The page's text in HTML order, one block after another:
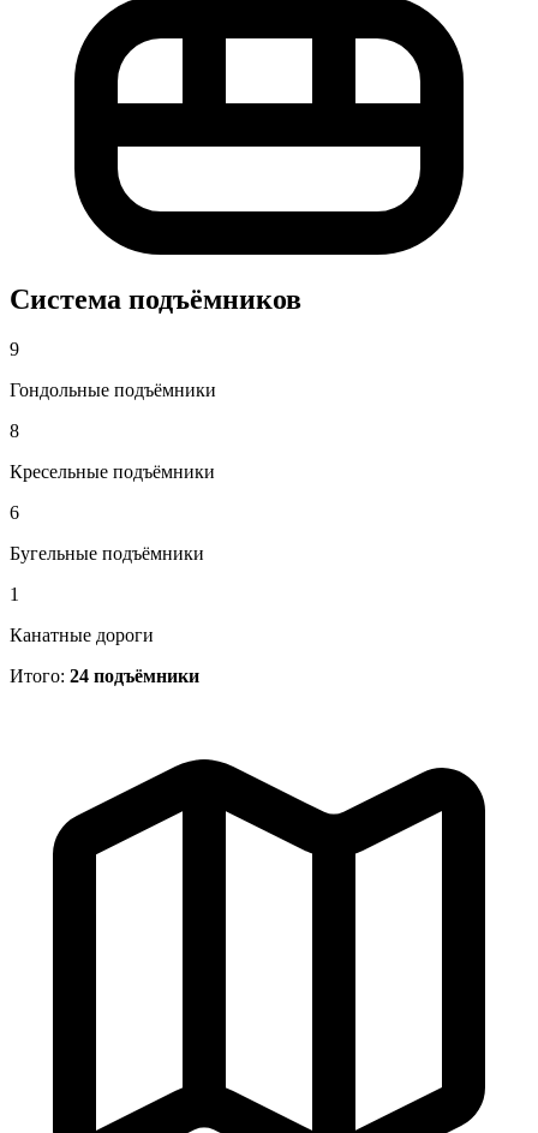
Система подъёмников
9
Гондольные подъёмники
8
Кресельные подъёмники
6
Бугельные подъёмники
1
Канатные дороги
Итого: 24 подъёмники